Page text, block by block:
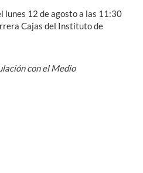
lunes 12 de agosto a las 11:30
Cajas del Instituto de
con el Medio